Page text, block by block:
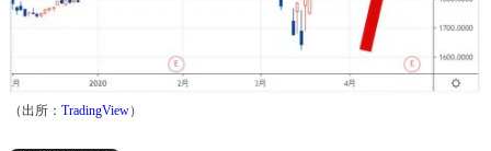
（出所： TradingView）